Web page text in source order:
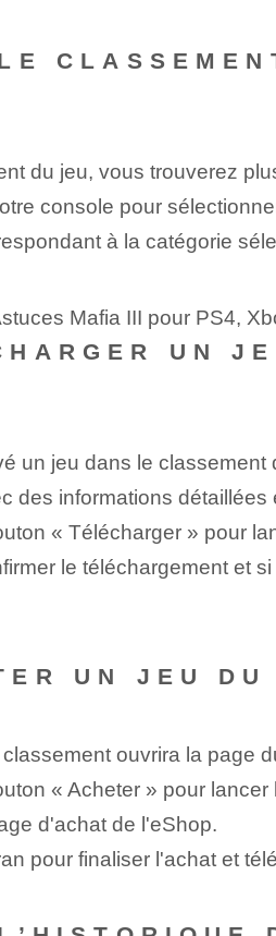
du jeu, vous trouverez
console pour
à la catégorie
Mafia III pour PS4,
UN
un jeu dans le
des informations
« Télécharger » pour
le téléchargement et
UN JEU
ouvrira la page
« Acheter » pour
d'achat de l'eShop.
pour finaliser l'achat et